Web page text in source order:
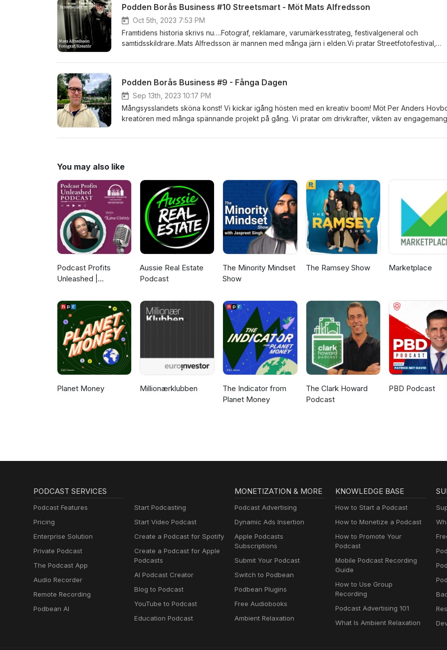
Podden Borås Business #10 Streetsmart - Möt Mats Alfredsson
Oct 5th, 2023 7:53 PM
Framtidens historia skrivs nu….Fotograf, reklamare, varumärkesstrateg, festivalgeneral och
samtidsskildrare..Mats Alfredsson är mannen med många järn i elden.Vi pratar Streetfotofestival,
på Abecita Popkonst och foto i höst.. Programledare: Patrik Wermelin
Podden Borås Business #9 - Fånga Dagen
Sep 13th, 2023 10:17 PM
Mångsysslandets sköna konst! Vi kickar igång hösten med en kreativ boom! Möt Per Anders Hovbom,
kreatören med många spännande projekt på gång. Vi pratar om drivkrafter, vikten av
You may also like
Podcast Profits
Unleashed |
Client Acquisition
Aussie Real Estate
Podcast
The Minority Mindset
Show
The Ramsey Show Marketplace
Planet Money Millionærklubben
The Indicator from
Planet Money
The Clark Howard
Podcast
PBD Podcast
PODCAST SERVICES
Podcast Features
Pricing
Enterprise Solution
Private Podcast
The Podcast App
Audio Recorder
Remote Recording
Podbean AI
Start Podcasting
Start Video Podcast
Create a Podcast for Spotify
Create a Podcast for Apple
Podcasts
AI Podcast Creator
Blog to Podcast
YouTube to Podcast
Education Podcast
MONETIZATION & MORE
Podcast Advertising
Dynamic Ads Insertion
Apple Podcasts
Subscriptions
Submit Your Podcast
Switch to Podbean
Podbean Plugins
Free Audiobooks
Ambient Relaxation
KNOWLEDGE BASE
How to Start a Podcast
How to Monetize a Podcast
How to Promote Your
Podcast
Mobile Podcast Recording
Guide
How to Use Group
Recording
Podcast Advertising 101
What Is Ambient Relaxation